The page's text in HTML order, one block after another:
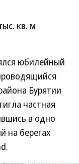
кв. м
юбилейный
Бурятии
частная
в одно
на берегах